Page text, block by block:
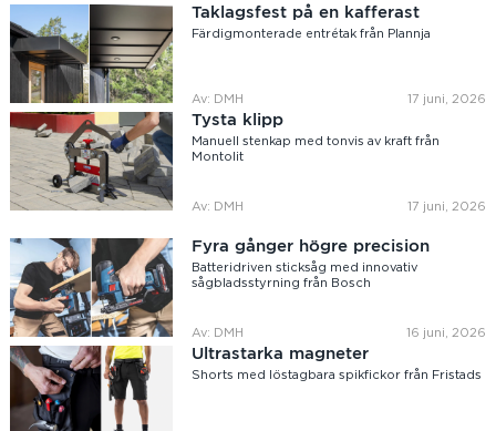
Taklagsfest på en kafferast
Färdigmonterade entrétak från Plannja
Av: DMH 17 juni, 2026
Tysta klipp
Manuell stenkap med tonvis av kraft från
Montolit
Av: DMH 17 juni, 2026
Fyra gånger högre precision
Batteridriven sticksåg med innovativ
sågbladsstyrning från Bosch
Av: DMH 16 juni, 2026
Ultrastarka magneter
Shorts med löstagbara spikfickor från Fristads